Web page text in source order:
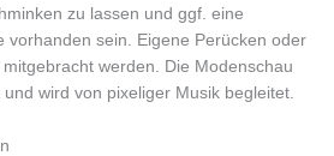
zu lassen und ggf. eine
vorhanden sein. Eigene Perücken oder
werden. Die Modenschau
wird von pixeliger Musik begleitet.